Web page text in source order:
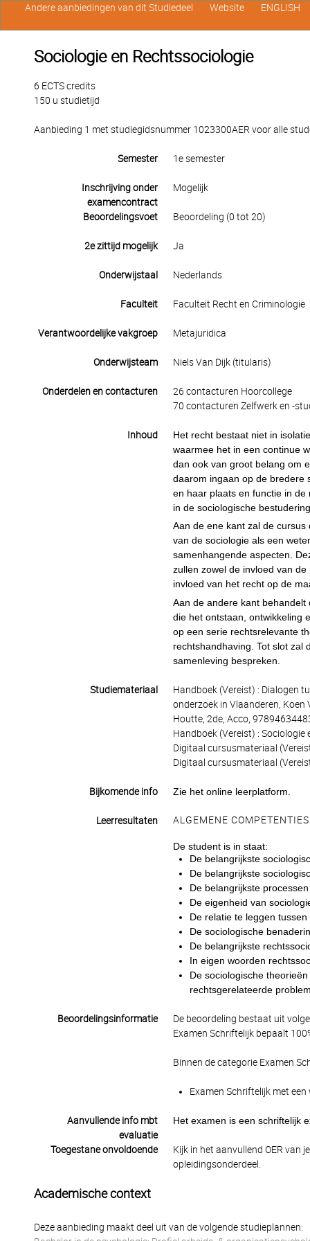
Sociologie en Rechtssociologie
6 ECTS credits
150 u studietijd
Aanbieding 1 met studiegidsnummer 1023300AER voor alle
Semester 1e semester
Inschrijving onder
examencontract
Mogelijk
Beoordelingsvoet Beoordeling (0 tot 20)
2e zittijd mogelijk Ja
Onderwijstaal Nederlands
Faculteit Faculteit Recht en Criminologie
Verantwoordelijke vakgroep Metajuridica
Onderwijsteam Niels Van Dijk (titularis)
Onderdelen en contacturen
26 contacturen Hoorcollege
70 contacturen Zelfwerk en -
Inhoud
Het recht bestaat niet in
waarmee het in een continue
dan ook van groot belang om
daarom ingaan op de bredere
en haar plaats en functie in
in de sociologische
Aan de ene kant zal de
van de sociologie als een
samenhangende aspecten.
zullen zowel de invloed van
invloed van het recht op de
Aan de andere kant
die het ontstaan, ontwikkeling
op een serie rechtsrelevante
rechtshandhaving. Tot slot zal
samenleving bespreken.
Studiemateriaal
Handboek (Vereist) : Dialogen
onderzoek in Vlaanderen, Koen
Houtte, 2de, Acco,
Handboek (Vereist) :
Digitaal cursusmateriaal
Digitaal cursusmateriaal
Bijkomende info Zie het online leerplatform.
Leerresultaten ALGEMENE COMPETENTIES
De student is in staat:
De belangrijkste
De belangrijkste
De belangrijkste
De eigenheid van
De relatie te leggen
De sociologische
De belangrijkste
In eigen woorden
De sociologische
rechtsgerelateerde
Beoordelingsinformatie
De beoordeling bestaat uit
Examen Schriftelijk bepaalt
Binnen de categorie Examen
Examen Schriftelijk met
Aanvullende info mbt
evaluatie
Het examen is een schriftelijk
Toegestane onvoldoende
Kijk in het aanvullend OER van
opleidingsonderdeel.
Academische context
Deze aanbieding maakt deel uit van de volgende studieplannen:
Andere aanbiedingen van dit Studiedeel Website ENGLISH